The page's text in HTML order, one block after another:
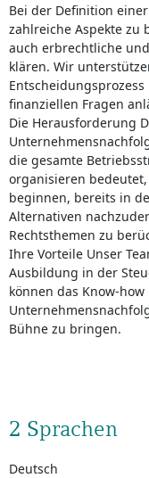
Bei der Definition
zahlreiche Aspekte zu
auch erbrechtliche
klären. Wir
finanziellen Fragen
Die Herausforderung
die gesamte
organisieren
beginnen, bereits in
Alternativen
Rechtsthemen zu
Ihre Vorteile Unser
Ausbildung in der
können das Know-
Bühne zu bringen.
2 Sprachen
Deutsch